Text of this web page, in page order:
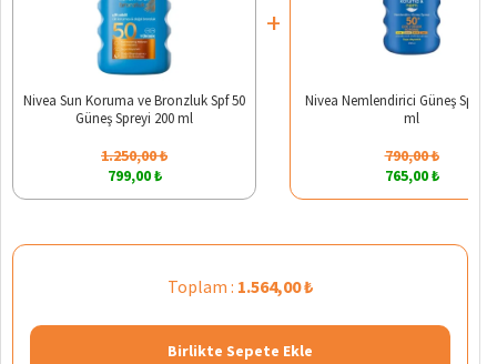
Nivea Sun Koruma ve Bronzluk Spf 50
Güneş Spreyi 200 ml
1.250,00 ₺
799,00 ₺
+
Nivea Nemlendirici Güneş Spreyi
ml
790,00 ₺
765,00 ₺
Toplam : 1.564,00 ₺
Birlikte Sepete Ekle